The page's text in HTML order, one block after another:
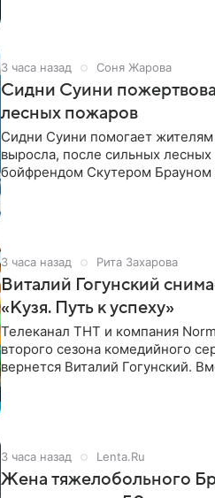
3 часа назад Соня Жарова
Сидни Суини
лесных пожаров
Сидни Суини помогает жителям
выросла, после сильных
бойфрендом Скутером Брауном
3 часа назад Рита Захарова
Виталий Гогунский
«Кузя. Путь к успеху»
Телеканал ТНТ и компания
второго сезона комедийного
вернется Виталий Гогунский.
3 часа назад Lenta.Ru
Жена тяжелобольного